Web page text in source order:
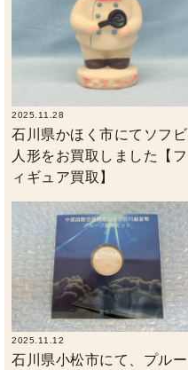
2025.11.28
石川県かほく市にてソフビ
人形をお買取しました【フ
ィギュア買取】
2025.11.12
石川県小松市にて、プルー